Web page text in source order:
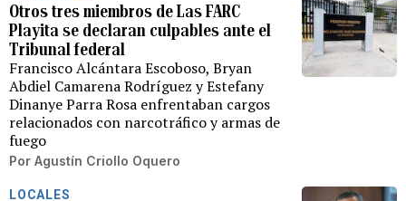
Otros tres miembros de Las FARC
Playita se declaran culpables ante el
Tribunal federal
Francisco Alcántara Escoboso, Bryan
Abdiel Camarena Rodríguez y Estefany
Dinanye Parra Rosa enfrentaban cargos
relacionados con narcotráfico y armas de
fuego
Por Agustín Criollo Oquero
LOCALES